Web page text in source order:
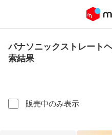
パナソニックストレート
索結果
販売中のみ表示